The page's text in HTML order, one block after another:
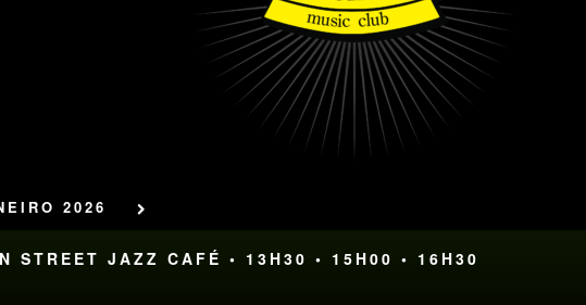
2026
STREET JAZZ CAFÉ • 13H30 • 15H00 • 16H30